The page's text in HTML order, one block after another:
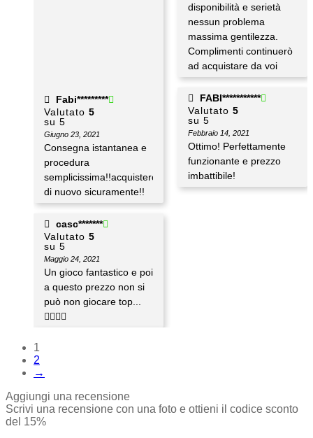
Fabi*********
Valutato 5
su 5
Giugno 23, 2021
Consegna istantanea e
procedura
semplicissima!!acquisterò
di nuovo sicuramente!!
casc*******
Valutato 5
su 5
Maggio 24, 2021
Un gioco fantastico e poi
a questo prezzo non si
può non giocare top...
👍🏻💪🏻
disponibilità e serietà
nessun problema
massima gentilezza.
Complimenti continuerò
ad acquistare da voi
FABI***********
Valutato 5
su 5
Febbraio 14, 2021
Ottimo! Perfettamente
funzionante e prezzo
imbattibile!
1
2
→
Aggiungi una recensione
Scrivi una recensione con una foto e ottieni il codice sconto
del 15%